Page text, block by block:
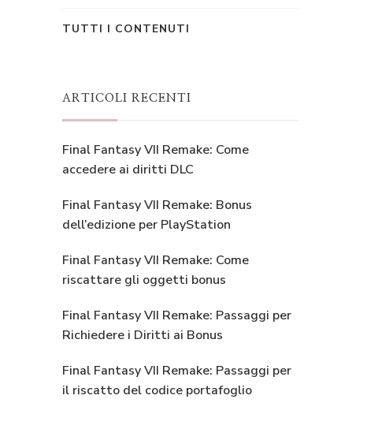
TUTTI I CONTENUTI
ARTICOLI RECENTI
Final Fantasy VII Remake: Come
accedere ai diritti DLC
Final Fantasy VII Remake: Bonus
dell’edizione per PlayStation
Final Fantasy VII Remake: Come
riscattare gli oggetti bonus
Final Fantasy VII Remake: Passaggi per
Richiedere i Diritti ai Bonus
Final Fantasy VII Remake: Passaggi per
il riscatto del codice portafoglio